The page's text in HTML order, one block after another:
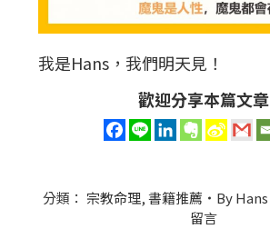
我是Hans，我們明天見！
歡迎分享本篇文章
分類： 宗教命理,書籍推薦 ByHans
留言